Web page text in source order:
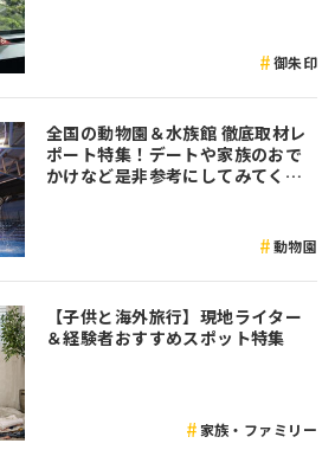
御朱印
全国の動物園＆水族館 徹底取材レ
ポート特集！デートや家族のおで
かけなど是非参考にしてみてくだ
動物園
【子供と海外旅行】現地ライター
＆経験者おすすめスポット特集
家族・ファミリー